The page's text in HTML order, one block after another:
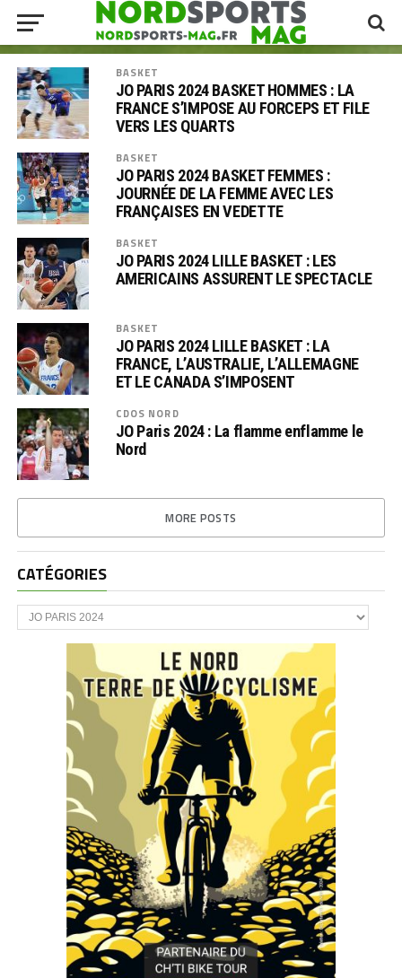
BASKET
JO PARIS 2024 BASKET HOMMES : LA
FRANCE S’IMPOSE AU FORCEPS ET FILE
VERS LES QUARTS
BASKET
JO PARIS 2024 BASKET FEMMES :
JOURNÉE DE LA FEMME AVEC LES
FRANÇAISES EN VEDETTE
BASKET
JO PARIS 2024 LILLE BASKET : LES
AMERICAINS ASSURENT LE SPECTACLE
BASKET
JO PARIS 2024 LILLE BASKET : LA
FRANCE, L’AUSTRALIE, L’ALLEMAGNE
ET LE CANADA S’IMPOSENT
CDOS NORD
JO Paris 2024 : La flamme enflamme le
Nord
MORE POSTS
CATÉGORIES
CATÉGORIES